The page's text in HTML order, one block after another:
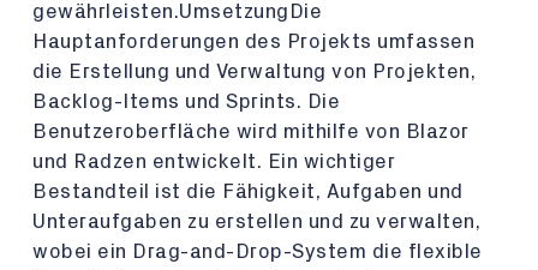
gewährleisten.UmsetzungDie
Hauptanforderungen des Projekts umfassen
die Erstellung und Verwaltung von Projekten,
Backlog-Items und Sprints. Die
Benutzeroberfläche wird mithilfe von Blazor
und Radzen entwickelt. Ein wichtiger
Bestandteil ist die Fähigkeit, Aufgaben und
Unteraufgaben zu erstellen und zu verwalten,
wobei ein Drag-and-Drop-System die flexible